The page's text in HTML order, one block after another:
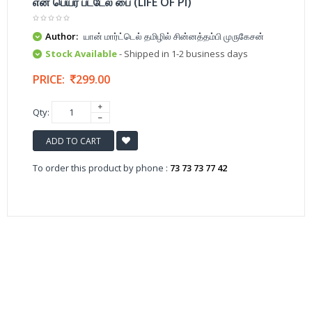
Author: யான் மார்ட்டெல் தமிழில் சின்னத்தம்பி முருகேசன்
Stock Available- Shipped in 1-2 business days
PRICE: 299.00
Qty:
ADD TO CART
To order this product by phone : 73 73 73 77 42